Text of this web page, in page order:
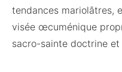
tendances mariolâtres,
visée œcuménique
sacro-sainte doctrine